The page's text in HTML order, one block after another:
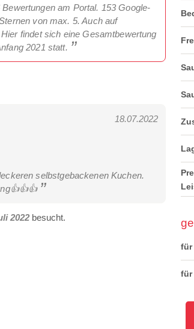
für
für
am Portal. 153 Google-
von max. 5. Auch auf
findet sich eine Gesamtbewertung
2021 statt.
18.07.2022
selbstgebackenen Kuchen.
2022 besucht.